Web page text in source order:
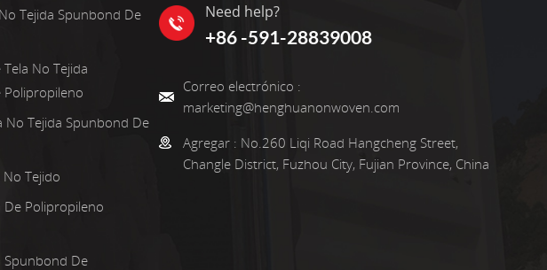
Tejida Spunbond De
No Tejida
No Tejida Spunbond De
Tejido
De Polipropileno
Spunbond De
Need help?
+86 -591-28839008
Correo electrónico :
marketing@henghuanonwoven.com
Agregar : No.260 Liqi Road Hangcheng Street,
Changle District, Fuzhou City, Fujian Province, China